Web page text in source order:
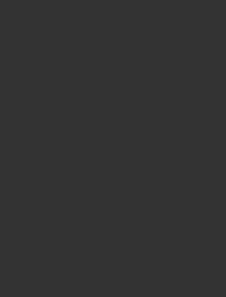
است و ارزش خرید را بالا